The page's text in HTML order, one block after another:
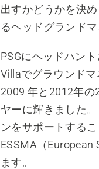
出すかどうかを決
るヘッドグランド
PSGにヘッドハン
Villaでグラウンド
2009 年と2012年の
ヤーに輝きました
ンをサポートする
ESSMA（
ます。